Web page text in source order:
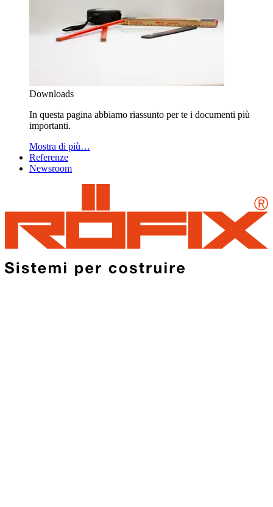
Downloads
In questa pagina abbiamo riassunto per te i documenti più
importanti.
Mostra di più…
Referenze
Newsroom